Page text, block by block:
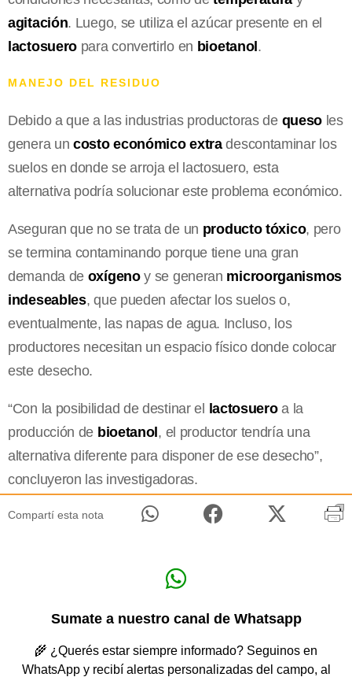
agitación. Luego, se utiliza el azúcar presente en el
lactosuero para convertirlo en bioetanol.
MANEJO DEL RESIDUO
Debido a que a las industrias productoras de queso les
genera un costo económico extradescontaminar los
suelos en donde se arroja el lactosuero, esta
alternativa podría solucionar este problema económico.
Aseguran que no se trata de un producto tóxico, pero
se termina contaminando porque tiene una gran
demanda de oxígenoy se generan microorganismos
indeseables, que pueden afectar los suelos o,
eventualmente, las napas de agua. Incluso, los
productores necesitan un espacio físico donde colocar
este desecho.
“Con la posibilidad de destinar el lactosueroa la
producción de bioetanol, el productor tendría una
alternativa diferente para disponer de ese desecho”,
concluyeron las investigadoras.
Compartí esta nota
Sumate a nuestro canal de Whatsapp
🌾 ¿Querés estar siempre informado? Seguinos en
WhatsApp y recibí alertas personalizadas del campo, al